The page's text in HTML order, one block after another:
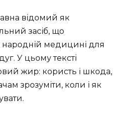
відомий як
засіб, що
народній медицині для
У цьому тексті
жир: користь і шкода,
зрозуміти, коли і як